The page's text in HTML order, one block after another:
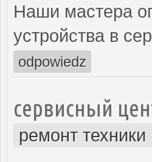
Наши мастера
устройства в
odpowiedz
сервисный
ремонт